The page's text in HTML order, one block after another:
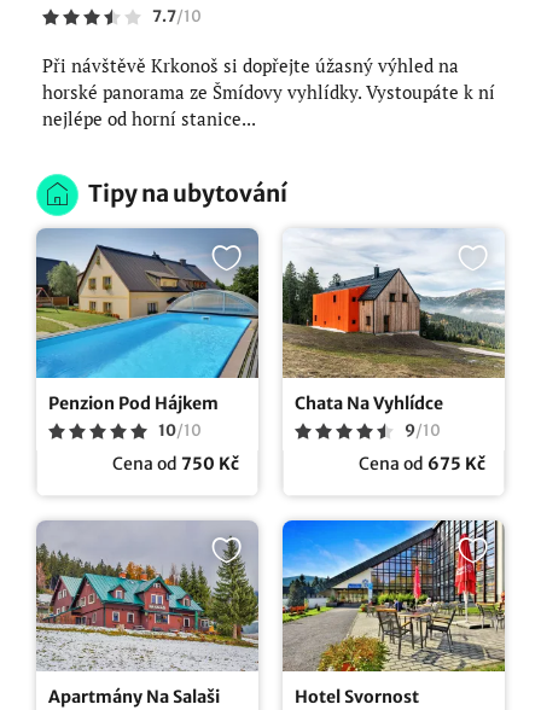
7.7/10
Při návštěvě Krkonoš si dopřejte úžasný výhled na
horské panorama ze Šmídovy vyhlídky. Vystoupáte k ní
nejlépe od horní stanice...
Tipy na ubytování
Penzion Pod Hájkem
10/10
Cena od 750 Kč
Chata Na Vyhlídce
9/10
Cena od 675 Kč
Apartmány Na Salaši Hotel Svornost